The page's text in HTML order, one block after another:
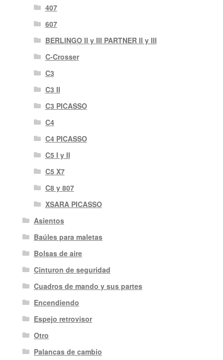
407
607
BERLINGO II y III PARTNER II y III
C-Crosser
C3
C3 II
C3 PICASSO
C4
C4 PICASSO
C5 I y II
C5 X7
C8 y 807
XSARA PICASSO
Asientos
Baúles para maletas
Bolsas de aire
Cinturon de seguridad
Cuadros de mando y sus partes
Encendiendo
Espejo retrovisor
Otro
Palancas de cambio